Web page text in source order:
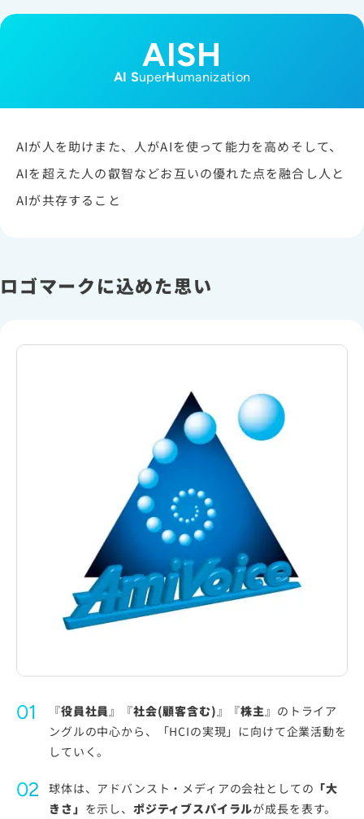
AISH
AI SuperHumanization
AIが人を助けまた、人がAIを使って能力を高めそして、
AIを超えた人の叡智などお互いの優れた点を融合し人と
AIが共存すること
ロゴマークに込めた思い
『役員社員』『社会(顧客含む)』『株主』のトライア
ングルの中心から、「HCIの実現」に向けて企業活動を
していく。
球体は、アドバンスト・メディアの会社としての 「大
きさ」 を示し、 ポジティブスパイラルが成長を表す。